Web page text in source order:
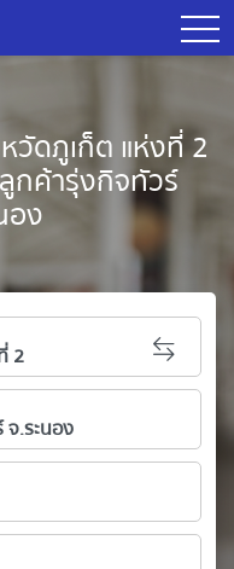
วัดภูเก็ต แห่งที่ 2
กค้ารุ่งกิจทัวร์
อง